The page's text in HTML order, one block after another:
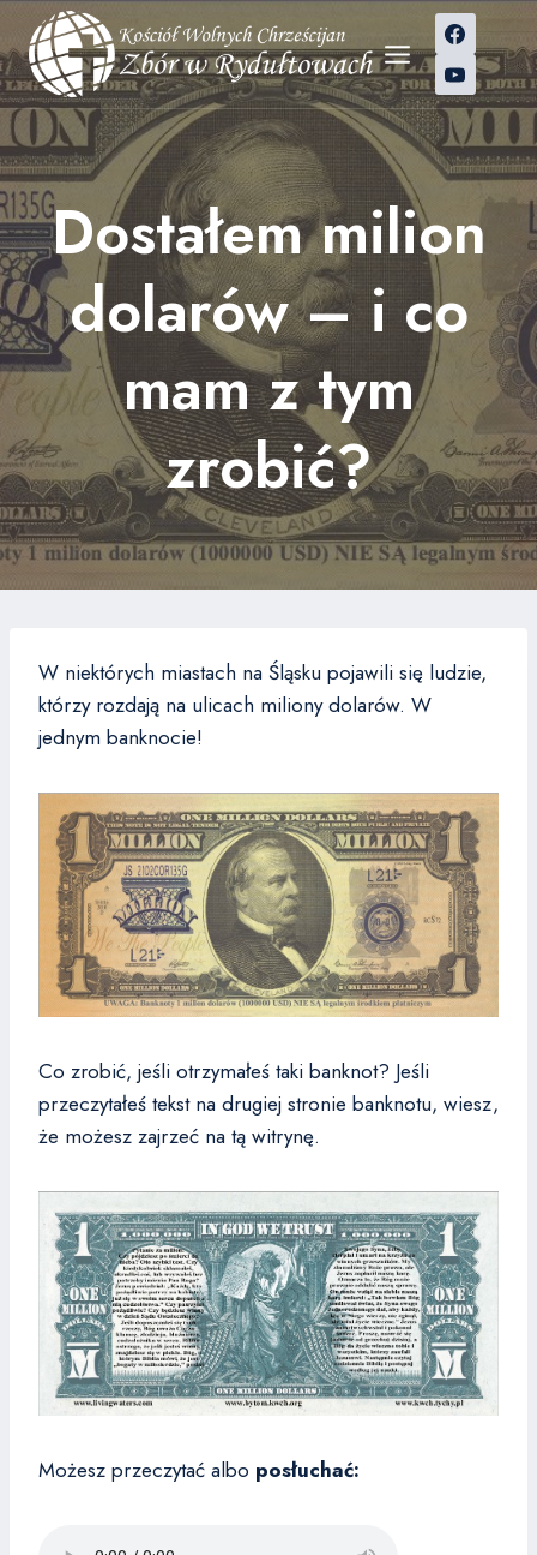
Przejdź
do
treści
Dostałem milion
dolarów – i co
mam z tym
zrobić?
W niektórych miastach na Śląsku pojawili się ludzie,
którzy rozdają na ulicach miliony dolarów. W
jednym banknocie!
Co zrobić, jeśli otrzymałeś taki banknot? Jeśli
przeczytałeś tekst na drugiej stronie banknotu, wiesz,
że możesz zajrzeć na tą witrynę.
Możesz przeczytać albo posłuchać: